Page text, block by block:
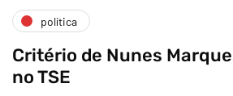
política
Critério de Nunes
no TSE